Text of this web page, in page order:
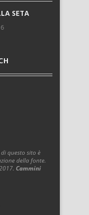
SETA
questo sito è
della fonte.
Cammini